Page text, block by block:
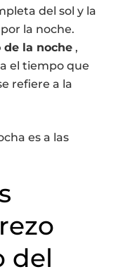
del sol y la
la noche.
de la noche,
el tiempo que
refiere a la
es a las
del